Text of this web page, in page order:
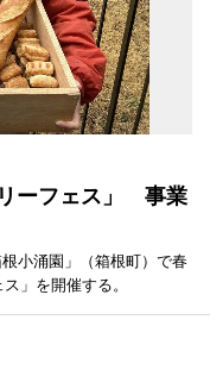
ーフェス」 事業
小涌園」（箱根町）で春
」を開催する。